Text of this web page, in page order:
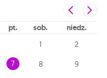
pt sob niedz
1 2
7 8 9